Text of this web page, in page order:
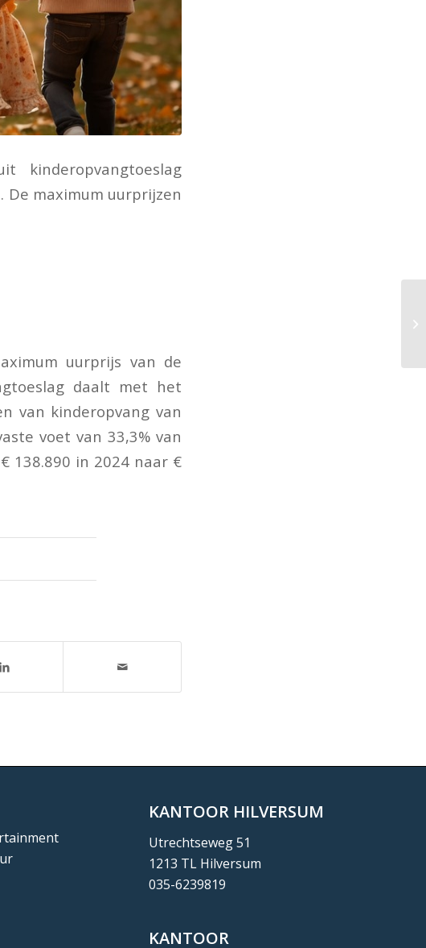
kinderopvangtoeslag
De maximum uurprijzen
uurprijs van de
daalt met het
van kinderopvang van
voet van 33,3% van
138.890 in 2024 naar €
KANTOOR HILVERSUM
Utrechtseweg 51
1213 TL Hilversum
035-6239819
KANTOOR